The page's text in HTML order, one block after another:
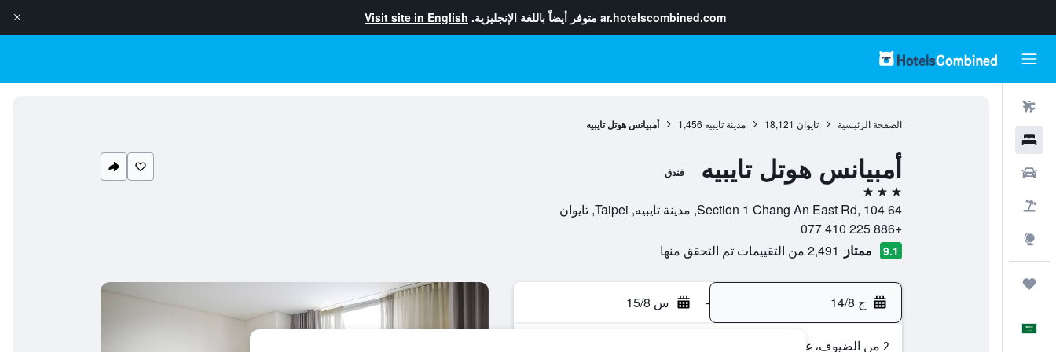
ar.hotelscombined.com متوفر أيضاً باللغة الإنجليزية. Visit site in English
الصفحة الرئيسية تايوان 18,121 مدينة تايبيه 1,456 أمبيانس هوتل تايبيه
أمبيانس هوتل تايبيه فندق
3 نجوم
64 Section 1 Chang An East Rd, 104, مدينة تايبيه, Taipei, تايوان
+886 225 410 077
9.1 ممتاز 2,491 من التقييمات تم التحقق منها
ج 14/8 - س 15/8
2 من الضيوف، غرفة واحدة